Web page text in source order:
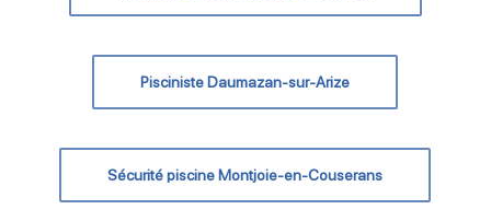
Pisciniste Daumazan-sur-Arize
Sécurité piscine Montjoie-en-Couserans